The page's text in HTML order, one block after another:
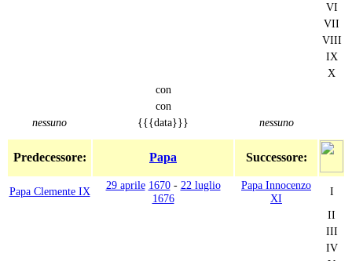
VI
VII
VIII
IX
X
con
con
nessuno
{{{data}}} nessuno
Predecessore: Papa Successore:
Papa Clemente IX 29 aprile 1670- 22 luglio
1676
Papa Innocenzo
XI
I
II
III
IV